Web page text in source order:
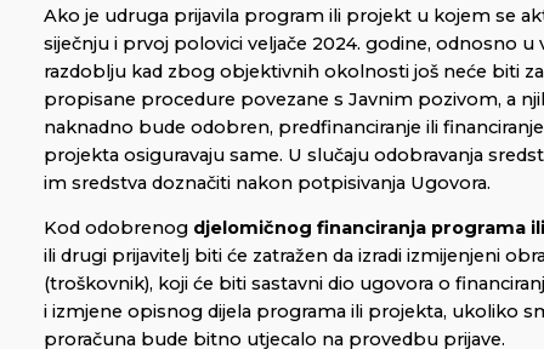
Ako je udruga prijavila program ili projekt u kojem se
siječnju i prvoj polovici veljače 2024. godine, odnosno
razdoblju kad zbog objektivnih okolnosti još neće biti
propisane procedure povezane s Javnim pozivom, a
naknadno bude odobren, predfinanciranje ili
projekta osiguravaju same. U slučaju odobravanja
im sredstva doznačiti nakon potpisivanja Ugovora.
Kod odobrenog djelomičnog financiranja programa
ili drugi prijavitelj biti će zatražen da izradi izmijenjeni
(troškovnik), koji će biti sastavni dio ugovora o
i izmjene opisnog dijela programa ili projekta, ukoliko
proračuna bude bitno utjecalo na provedbu prijave.